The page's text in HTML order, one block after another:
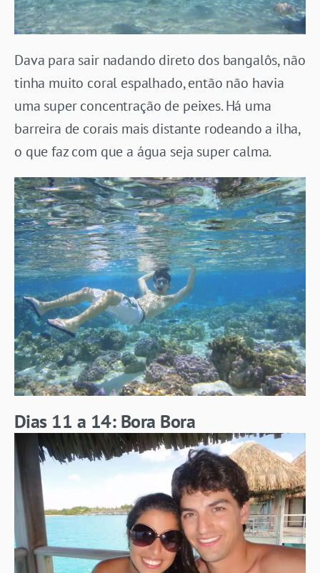
Dava para sair nadando direto dos bangalôs, não
tinha muito coral espalhado, então não havia
uma super concentração de peixes. Há uma
barreira de corais mais distante rodeando a ilha,
o que faz com que a água seja super calma.
Dias 11 a 14: Bora Bora